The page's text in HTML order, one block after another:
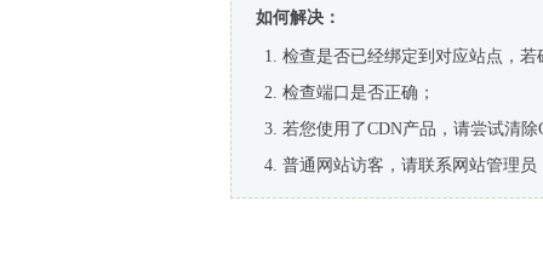
如何解决：
检查是否已经绑定到对应站点，
检查端口是否正确；
若您使用了CDN产品，请尝试清除
普通网站访客，请联系网站管理员